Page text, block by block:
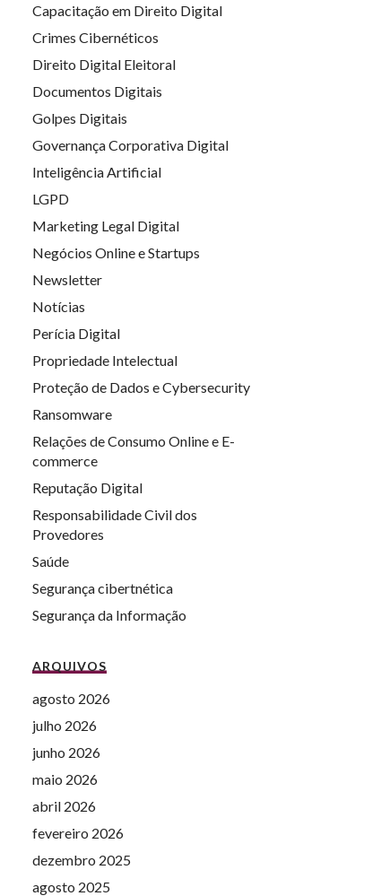
Capacitação em Direito Digital
Crimes Cibernéticos
Direito Digital Eleitoral
Documentos Digitais
Golpes Digitais
Governança Corporativa Digital
Inteligência Artificial
LGPD
Marketing Legal Digital
Negócios Online e Startups
Newsletter
Notícias
Perícia Digital
Propriedade Intelectual
Proteção de Dados e Cybersecurity
Ransomware
Relações de Consumo Online e E-
commerce
Reputação Digital
Responsabilidade Civil dos
Provedores
Saúde
Segurança cibertnética
Segurança da Informação
ARQUIVOS
agosto 2026
julho 2026
junho 2026
maio 2026
abril 2026
fevereiro 2026
dezembro 2025
agosto 2025